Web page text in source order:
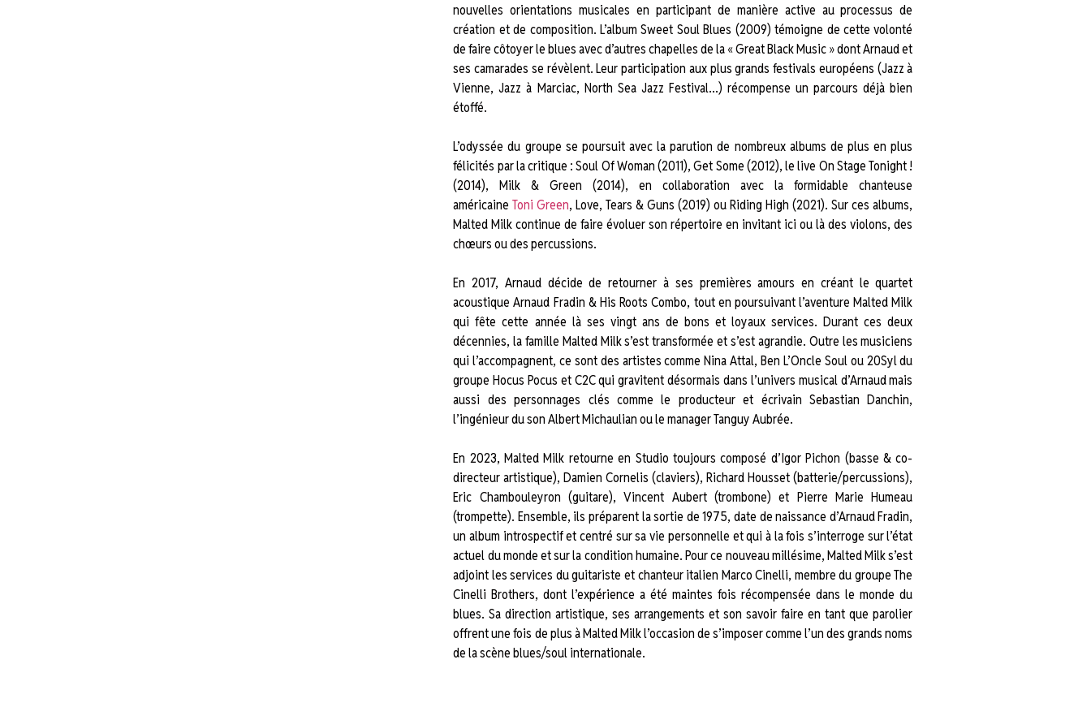
nouvelles orientations musicales en participant de manière active au processus de
création et de composition. L’album Sweet Soul Blues (2009) témoigne de cette volonté
de faire côtoyer le blues avec d’autres chapelles de la « Great Black Music » dont Arnaud et
ses camarades se révèlent. Leur participation aux plus grands festivals européens (Jazz à
Vienne, Jazz à Marciac, North Sea Jazz Festival…) récompense un parcours déjà bien
étoffé.
L’odyssée du groupe se poursuit avec la parution de nombreux albums de plus en plus
félicités par la critique : Soul Of Woman (2011), Get Some (2012), le live On Stage Tonight !
(2014), Milk & Green (2014), en collaboration avec la formidable chanteuse
américaineToni Green, Love, Tears & Guns (2019) ou Riding High (2021). Sur ces albums,
Malted Milk continue de faire évoluer son répertoire en invitant ici ou là des violons, des
chœurs ou des percussions.
En 2017, Arnaud décide de retourner à ses premières amours en créant le quartet
acoustique Arnaud Fradin & His Roots Combo, tout en poursuivant l’aventure Malted Milk
qui fête cette année là ses vingt ans de bons et loyaux services. Durant ces deux
décennies, la famille Malted Milk s’est transformée et s’est agrandie. Outre les musiciens
qui l’accompagnent, ce sont des artistes comme Nina Attal, Ben L’Oncle Soul ou 20Syl du
groupe Hocus Pocus et C2C qui gravitent désormais dans l’univers musical d’Arnaud mais
aussi des personnages clés comme le producteur et écrivain Sebastian Danchin,
l’ingénieur du son Albert Michaulian ou le manager Tanguy Aubrée.
En 2023, Malted Milk retourne en Studio toujours composé d’Igor Pichon (basse & co-
directeur artistique), Damien Cornelis (claviers), Richard Housset (batterie/percussions),
Eric Chambouleyron (guitare), Vincent Aubert (trombone) et Pierre Marie Humeau
(trompette). Ensemble, ils préparent la sortie de 1975, date de naissance d’Arnaud Fradin,
un album introspectif et centré sur sa vie personnelle et qui à la fois s’interroge sur l’état
actuel du monde et sur la condition humaine. Pour ce nouveau millésime, Malted Milk s’est
adjoint les services du guitariste et chanteur italien Marco Cinelli, membre du groupe The
Cinelli Brothers, dont l’expérience a été maintes fois récompensée dans le monde du
blues. Sa direction artistique, ses arrangements et son savoir faire en tant que parolier
offrent une fois de plus à Malted Milk l’occasion de s’imposer comme l’un des grands noms
de la scène blues/soul internationale.